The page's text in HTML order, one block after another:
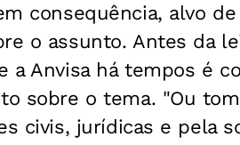
consequência, alvo
o assunto. Antes da
a Anvisa há tempos é
sobre o tema. "Ou
civis, jurídicas e pela